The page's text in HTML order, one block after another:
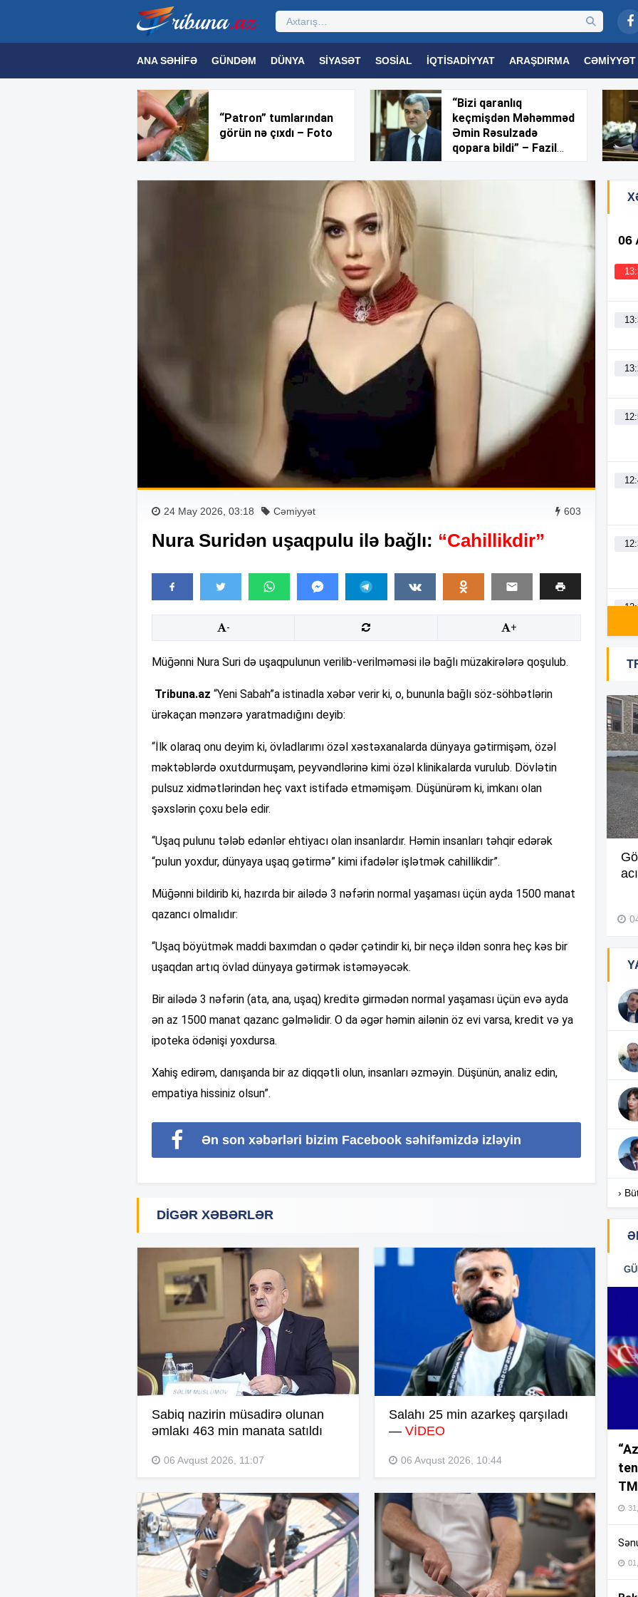
ANA SƏHIFƏ GÜNDƏM DÜNYA SIYASƏT SOSIAL İQTISADIYYAT ARAŞDIRMA CƏMIYYƏT
MƏDƏNIYYƏT TƏHSIL SAĞLAMLIQ MARAQLI
“Patron” tumlarından
görün nə çıxdı – Foto
“Bizi qaranlıq
keçmişdən Məhəmməd
Əmin Rəsulzadə
qopara bildi” – Fazil
24 May 2026, 03:18 Cəmiyyət 603
Nura Suridən uşaqpulu ilə bağlı: “Cahillikdir”
- +
Müğənni Nura Suri də uşaqpulunun verilib-verilməməsi ilə bağlı müzakirələrə qoşulub.
Tribuna.az “Yeni Sabah”a istinadla xəbər verir ki, o, bununla bağlı söz-söhbətlərin
ürəkaçan mənzərə yaratmadığını deyib:
“İlk olaraq onu deyim ki, övladlarımı özəl xəstəxanalarda dünyaya gətirmişəm, özəl
məktəblərdə oxutdurmuşam, peyvəndlərinə kimi özəl klinikalarda vurulub. Dövlətin
pulsuz xidmətlərindən heç vaxt istifadə etməmişəm. Düşünürəm ki, imkanı olan
şəxslərin çoxu belə edir.
“Uşaq pulunu tələb edənlər ehtiyacı olan insanlardır. Həmin insanları təhqir edərək
“pulun yoxdur, dünyaya uşaq gətirmə” kimi ifadələr işlətmək cahillikdir”.
Müğənni bildirib ki, hazırda bir ailədə 3 nəfərin normal yaşaması üçün ayda 1500 manat
qazancı olmalıdır:
“Uşaq böyütmək maddi baxımdan o qədər çətindir ki, bir neçə ildən sonra heç kəs bir
uşaqdan artıq övlad dünyaya gətirmək istəməyəcək.
Bir ailədə 3 nəfərin (ata, ana, uşaq) kreditə girmədən normal yaşaması üçün evə ayda
ən az 1500 manat qazanc gəlməlidir. O da əgər həmin ailənin öz evi varsa, kredit və ya
ipoteka ödənişi yoxdursa.
Xahiş edirəm, danışanda bir az diqqətli olun, insanları əzməyin. Düşünün, analiz edin,
empatiya hissiniz olsun”.
Ən son xəbərləri bizim Facebook səhifəmizdə izləyin
DIGƏR XƏBƏRLƏR
Sabiq nazirin müsadirə olunan
əmlakı 463 min manata satıldı
06 Avqust 2026, 11:07
Salahı 25 min azarkeş qarşıladı
—VİDEO
06 Avqust 2026, 10:44
06
Müdir maaşa görə etiraz edən
27 İyul 2026, 11:18
›